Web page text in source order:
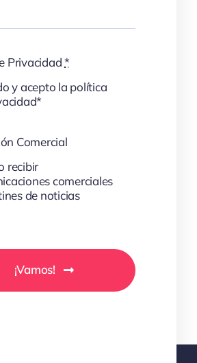
Privacidad*
y acepto la política
Comercial
recibir
comerciales
de noticias
¡Vamos!